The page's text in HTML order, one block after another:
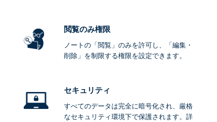
閲覧のみ権限
ノートの「閲覧」のみを許可し、「編集・
削除」を制限する権限を設定できます。
セキュリティ
すべてのデータは完全に暗号化され、厳格
なセキュリティ環境下で保護されます。詳